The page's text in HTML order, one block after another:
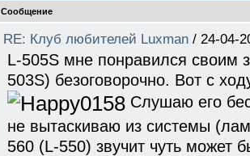
Сообщение
RE: Клуб любителей Luxman / 24-04-
L-505S мне понравился своим
503S) безоговорочно. Вот с
Слушаю его
не вытаскиваю из системы
560 (L-550) звучит чуть может